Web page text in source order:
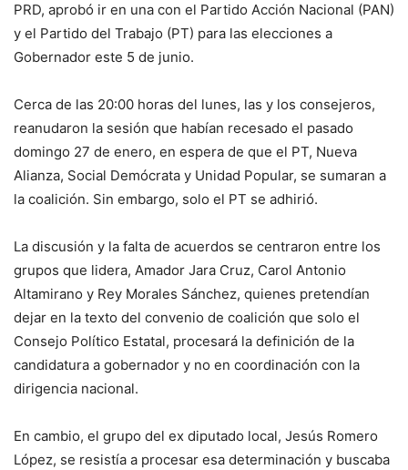
PRD, aprobó ir en una con el Partido Acción Nacional (PAN)
y el Partido del Trabajo (PT) para las elecciones a
Gobernador este 5 de junio.
Cerca de las 20:00 horas del lunes, las y los consejeros,
reanudaron la sesión que habían recesado el pasado
domingo 27 de enero, en espera de que el PT, Nueva
Alianza, Social Demócrata y Unidad Popular, se sumaran a
la coalición. Sin embargo, solo el PT se adhirió.
La discusión y la falta de acuerdos se centraron entre los
grupos que lidera, Amador Jara Cruz, Carol Antonio
Altamirano y Rey Morales Sánchez, quienes pretendían
dejar en la texto del convenio de coalición que solo el
Consejo Político Estatal, procesará la definición de la
candidatura a gobernador y no en coordinación con la
dirigencia nacional.
En cambio, el grupo del ex diputado local, Jesús Romero
López, se resistía a procesar esa determinación y buscaba